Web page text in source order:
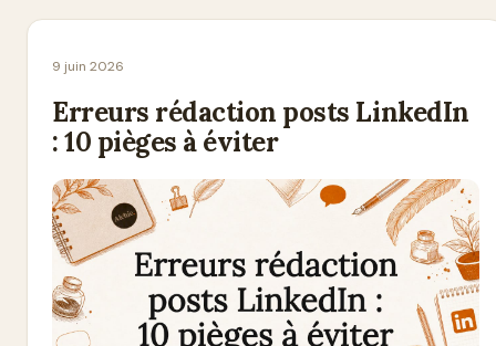
9 juin 2026
Erreurs rédaction posts LinkedIn
: 10 pièges à éviter